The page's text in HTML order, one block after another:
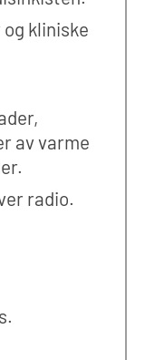
kliniske
av varme
radio.